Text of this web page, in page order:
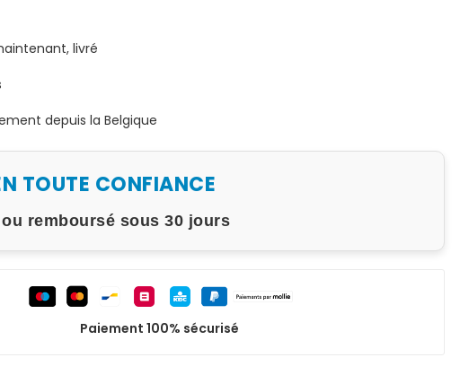
livré
depuis la Belgique
TOUTE CONFIANCE
remboursé sous 30 jours
Paiement 100% sécurisé